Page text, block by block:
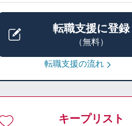
転職支援に登録
（無料）
転職支援の流れ
キープリスト